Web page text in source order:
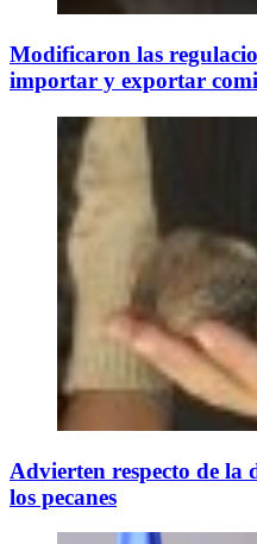
Modificaron las
importar y exportar
Advierten respecto de la
los pecanes